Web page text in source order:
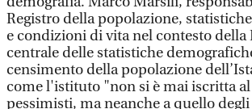
Registro della popolazione,
e condizioni di vita nel contesto della
centrale delle statistiche
censimento della popolazione
come l'istituto "non si è mai iscritta
pessimisti, ma neanche a quello